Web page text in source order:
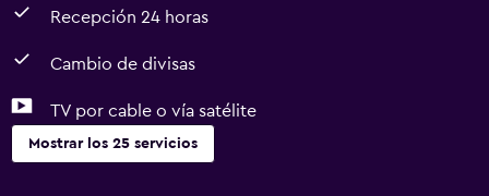
Recepción 24 horas
Cambio de divisas
TV por cable o vía satélite
Mostrar los 25 servicios